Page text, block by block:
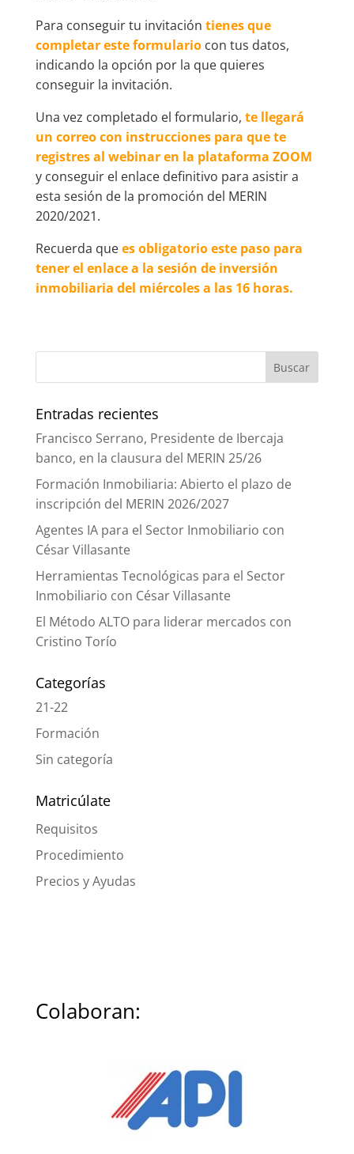
Para conseguir tu invitación tienes que
completar este formulariocon tus datos,
indicando la opción por la que quieres
conseguir la invitación.
Una vez completado el formulario, te llegará
un correo con instrucciones para que te
registres al webinar en la plataforma ZOOM
y conseguir el enlace definitivo para asistir a
esta sesión de la promoción del MERIN
2020/2021.
Recuerda quees obligatorio este paso para
tener el enlace a la sesión de inversión
inmobiliaria del miércoles a las 16 horas.
Entradas recientes
Francisco Serrano, Presidente de Ibercaja
banco, en la clausura del MERIN 25/26
Formación Inmobiliaria: Abierto el plazo de
inscripción del MERIN 2026/2027
Agentes IA para el Sector Inmobiliario con
César Villasante
Herramientas Tecnológicas para el Sector
Inmobiliario con César Villasante
El Método ALTO para liderar mercados con
Cristino Torío
Categorías
21-22
Formación
Sin categoría
Matricúlate
Requisitos
Procedimiento
Precios y Ayudas
Colaboran: